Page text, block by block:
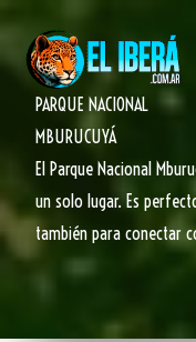
contenido
PARQUE NACIONAL
MBURUCUYÁ
El Parque Nacional
un solo lugar. Es
también para conectar